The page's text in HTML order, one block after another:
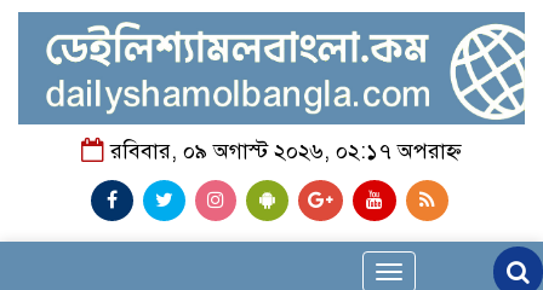
রবিবার, ০৯ অগাস্ট ২০২৬, ০২:১৭ অপরাহ্ন
Toggle